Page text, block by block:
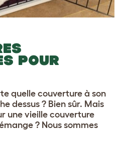
POUR
quelle couverture à son
dessus ? Bien sûr. Mais
une vieille couverture
? Nous sommes